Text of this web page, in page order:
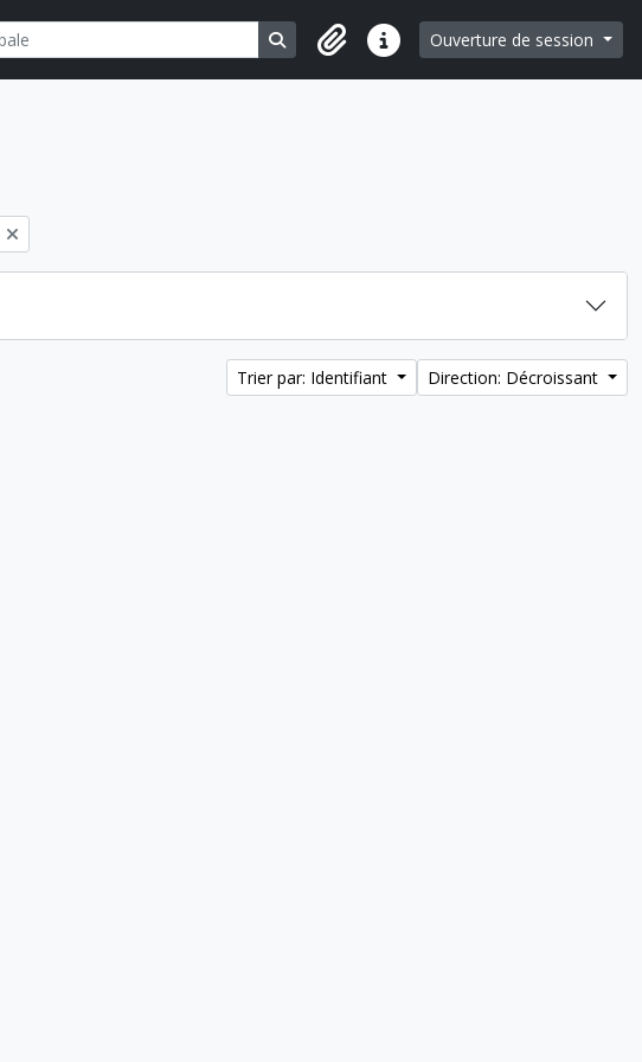
Search in browse page
Liens rapidesOuverture de session
Trier par: Identifiant Direction: Décroissant